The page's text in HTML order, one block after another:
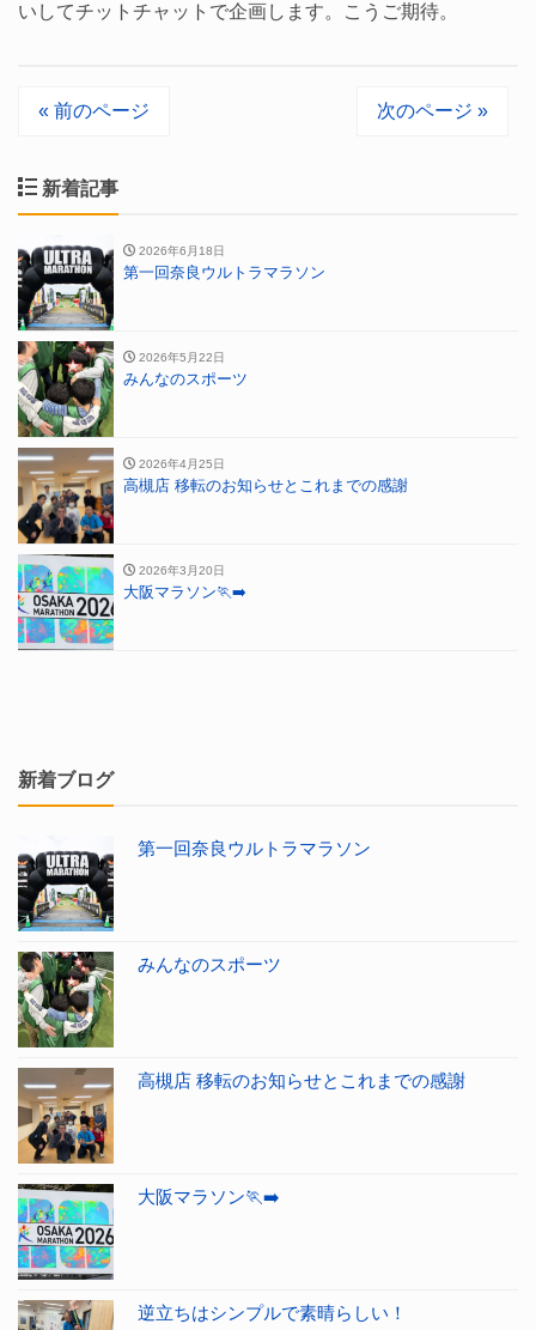
いしてチットチャットで企画します。こうご期待。
« 前のページ 次のページ »
新着記事
2026年6月18日
第一回奈良ウルトラマラソン
2026年5月22日
みんなのスポーツ
2026年4月25日
高槻店 移転のお知らせとこれまでの感謝
2026年3月20日
大阪マラソン🏃‍➡️
新着ブログ
第一回奈良ウルトラマラソン
みんなのスポーツ
高槻店 移転のお知らせとこれまでの感謝
大阪マラソン🏃‍➡️
逆立ちはシンプルで素晴らしい！